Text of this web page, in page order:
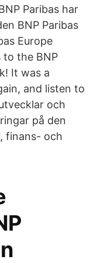
Paribas har
BNP Paribas
Europe
to the BNP
It was a
and listen to
och
på den
finans- och